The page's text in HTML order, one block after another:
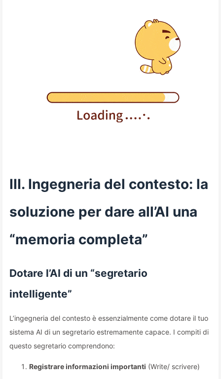
III. Ingegneria del contesto: la
soluzione per dare all’AI una
“memoria completa”
Dotare l’AI di un “segretario
intelligente”
L’ingegneria del contesto è essenzialmente come dotare il tuo
sistema AI di un segretario estremamente capace. I compiti di
questo segretario comprendono:
Registrare informazioni importanti (Write/ scrivere)